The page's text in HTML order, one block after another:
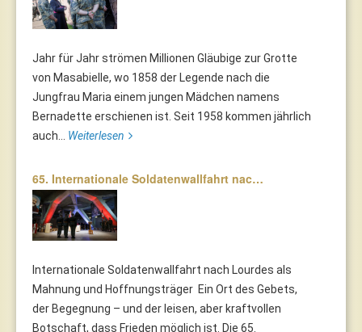
Jahr für Jahr strömen Millionen Gläubige zur Grotte
von Masabielle, wo 1858 der Legende nach die
Jungfrau Maria einem jungen Mädchen namens
Bernadette erschienen ist. Seit 1958 kommen jährlich
auch... Weiterlesen
65. Internationale Soldatenwallfahrt nac…
Internationale Soldatenwallfahrt nach Lourdes als
Mahnung und Hoffnungsträger Ein Ort des Gebets,
der Begegnung – und der leisen, aber kraftvollen
Botschaft, dass Frieden möglich ist. Die 65.